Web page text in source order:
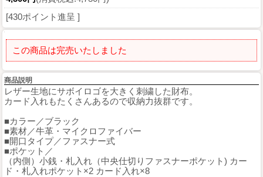
[430ポイント進呈 ]
この商品は完売いたしました
商品説明
レザー生地にサボイロゴを大きく刺繍した財布。
カード入れもたくさんあるので収納力抜群です。
■カラー／ブラック
■素材／牛革・マイクロファイバー
■開口タイプ／ファスナー式
■ポケット／
（内側）小銭・札入れ（中央仕切りファスナーポケット) カー
ド・札入れポケット×2 カード入れ×8